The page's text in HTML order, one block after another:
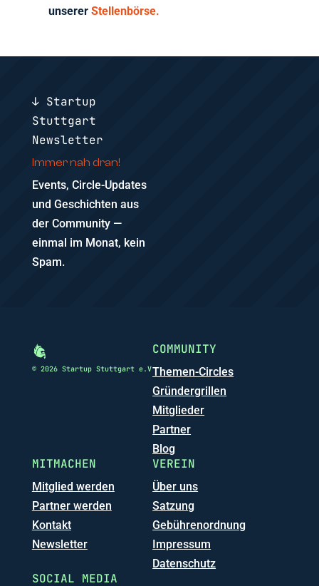
unsererStellenbörse.
↓ Startup
Stuttgart
Newsletter
Immer nah dran!
Events, Circle-Updates
und Geschichten aus
der Community —
einmal im Monat, kein
Spam.
© 2026 Startup Stuttgart e.V
COMMUNITY
Themen-Circles
Gründergrillen
Mitglieder
Partner
Blog
MITMACHEN
Mitglied werden
Partner werden
Kontakt
Newsletter
VEREIN
Über uns
Satzung
Gebührenordnung
Impressum
Datenschutz
SOCIAL MEDIA